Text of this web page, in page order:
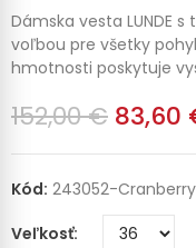
Dámska vesta LUNDE
voľbou pre všetky
hmotnosti poskytuje
152,00 € 83,60
Kód: 243052-Cranberry
Veľkosť